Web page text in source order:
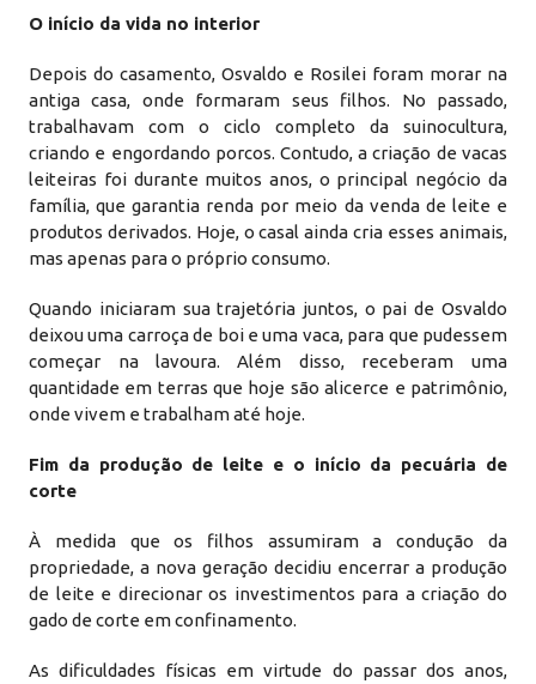
O início da vida no interior
Depois do casamento, Osvaldo e Rosilei foram morar na
antiga casa, onde formaram seus filhos. No passado,
trabalhavam com o ciclo completo da suinocultura,
criando e engordando porcos. Contudo, a criação de vacas
leiteiras foi durante muitos anos, o principal negócio da
família, que garantia renda por meio da venda de leite e
produtos derivados. Hoje, o casal ainda cria esses animais,
mas apenas para o próprio consumo.
Quando iniciaram sua trajetória juntos, o pai de Osvaldo
deixou uma carroça de boi e uma vaca, para que pudessem
começar na lavoura. Além disso, receberam uma
quantidade em terras que hoje são alicerce e patrimônio,
onde vivem e trabalham até hoje.
Fim da produção de leite e o início da pecuária de
corte
À medida que os filhos assumiram a condução da
propriedade, a nova geração decidiu encerrar a produção
de leite e direcionar os investimentos para a criação do
gado de corte em confinamento.
As dificuldades físicas em virtude do passar dos anos,